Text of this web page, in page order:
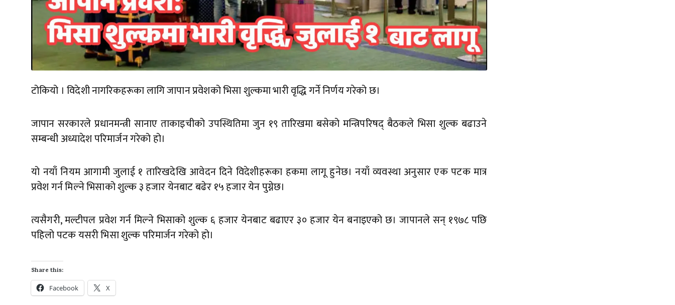
टोकियो । विदेशी नागरिकहरूका लागि जापान प्रवेशको भिसा शुल्कमा भारी वृद्धि गर्ने निर्णय गरेको छ।
जापान सरकारले प्रधानमन्त्री सानाए ताकाइचीको उपस्थितिमा जुन १९ तारिखमा बसेको मन्त्रिपरिषद् बैठकले भिसा शुल्क बढाउने
सम्बन्धी अध्यादेश परिमार्जन गरेको हो।
यो नयाँ नियम आगामी जुलाई १ तारिखदेखि आवेदन दिने विदेशीहरूका हकमा लागू हुनेछ। नयाँ व्यवस्था अनुसार एक पटक मात्र
प्रवेश गर्न मिल्ने भिसाको शुल्क ३ हजार येनबाट बढेर १५ हजार येन पुग्नेछ।
त्यसैगरी, मल्टीपल प्रवेश गर्न मिल्ने भिसाको शुल्क ६ हजार येनबाट बढाएर ३० हजार येन बनाइएको छ। जापानले सन् १९७८ पछि
पहिलो पटक यसरी भिसा शुल्क परिमार्जन गरेको हो।
Share this:
Facebook X